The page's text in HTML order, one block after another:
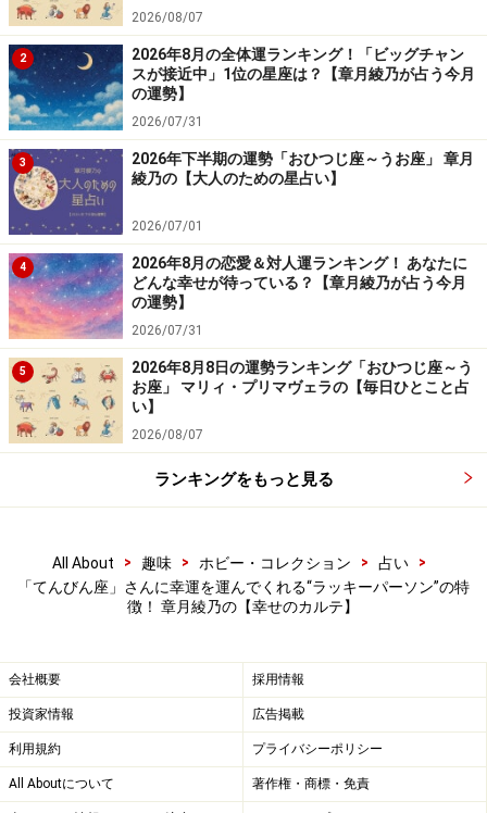
2026/08/07
2
2026年8月の全体運ランキング！「ビッグチャン
スが接近中」1位の星座は？【章月綾乃が占う今月
の運勢】
2026/07/31
3
2026年下半期の運勢「おひつじ座～うお座」 章月
綾乃の【大人のための星占い】
2026/07/01
4
2026年8月の恋愛＆対人運ランキング！ あなたに
どんな幸せが待っている？【章月綾乃が占う今月
の運勢】
2026/07/31
5
2026年8月8日の運勢ランキング「おひつじ座～う
お座」 マリィ・プリマヴェラの【毎日ひとこと占
い】
2026/08/07
ランキングをもっと見る
All About > 趣味 > ホビー・コレクション > 占い
>
「てんびん座」さんに幸運を運んでくれる“ラッキーパーソン”の特
徴！ 章月綾乃の【幸せのカルテ】
会社概要 採用情報
投資家情報 広告掲載
利用規約 プライバシーポリシー
All Aboutについて 著作権・商標・免責